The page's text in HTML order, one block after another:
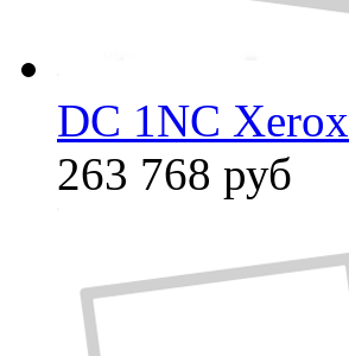
DC 1NC Xerox
263 768 руб